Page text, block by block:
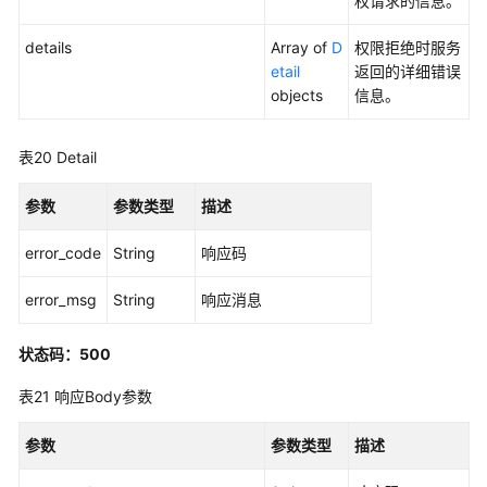
details Array of D
etail
objects
权限拒绝时服务
返回的详细错误
信息。
表20 Detail
参数 参数类型 描述
error_code String 响应码
error_msg String 响应消息
状态码：500
表21 响应Body参数
参数 参数类型 描述